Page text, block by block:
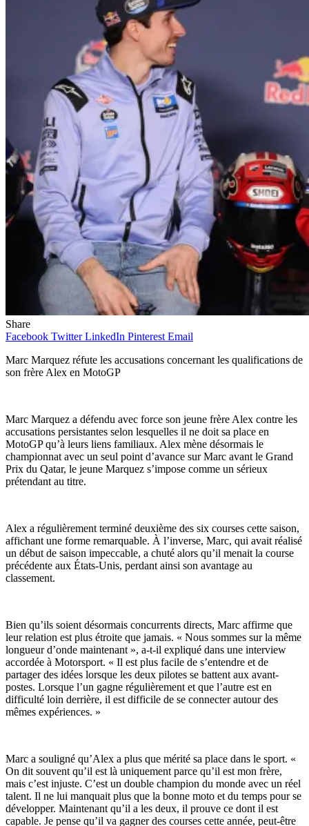
Share
Facebook Twitter LinkedIn Pinterest Email
Marc Marquez réfute les accusations concernant les qualifications de
son frère Alex en MotoGP
Marc Marquez a défendu avec force son jeune frère Alex contre les
accusations persistantes selon lesquelles il ne doit sa place en
MotoGP qu’à leurs liens familiaux. Alex mène désormais le
championnat avec un seul point d’avance sur Marc avant le Grand
Prix du Qatar, le jeune Marquez s’impose comme un sérieux
prétendant au titre.
Alex a régulièrement terminé deuxième des six courses cette saison,
affichant une forme remarquable. À l’inverse, Marc, qui avait réalisé
un début de saison impeccable, a chuté alors qu’il menait la course
précédente aux États-Unis, perdant ainsi son avantage au
classement.
Bien qu’ils soient désormais concurrents directs, Marc affirme que
leur relation est plus étroite que jamais. « Nous sommes sur la même
longueur d’onde maintenant », a-t-il expliqué dans une interview
accordée à Motorsport. « Il est plus facile de s’entendre et de
partager des idées lorsque les deux pilotes se battent aux avant-
postes. Lorsque l’un gagne régulièrement et que l’autre est en
difficulté loin derrière, il est difficile de se connecter autour des
mêmes expériences. »
Marc a souligné qu’Alex a plus que mérité sa place dans le sport. «
On dit souvent qu’il est là uniquement parce qu’il est mon frère,
mais c’est injuste. C’est un double champion du monde avec un réel
talent. Il ne lui manquait plus que la bonne moto et du temps pour se
développer. Maintenant qu’il a les deux, il prouve ce dont il est
capable. Je pense qu’il va gagner des courses cette année, peut-être